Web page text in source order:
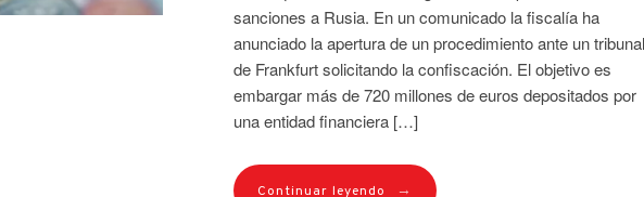
sanciones a Rusia. En un comunicado la fiscalía ha
anunciado la apertura de un procedimiento ante un tribunal
de Frankfurt solicitando la confiscación. El objetivo es
embargar más de 720 millones de euros depositados por
una entidad financiera […]
Continuar leyendo →